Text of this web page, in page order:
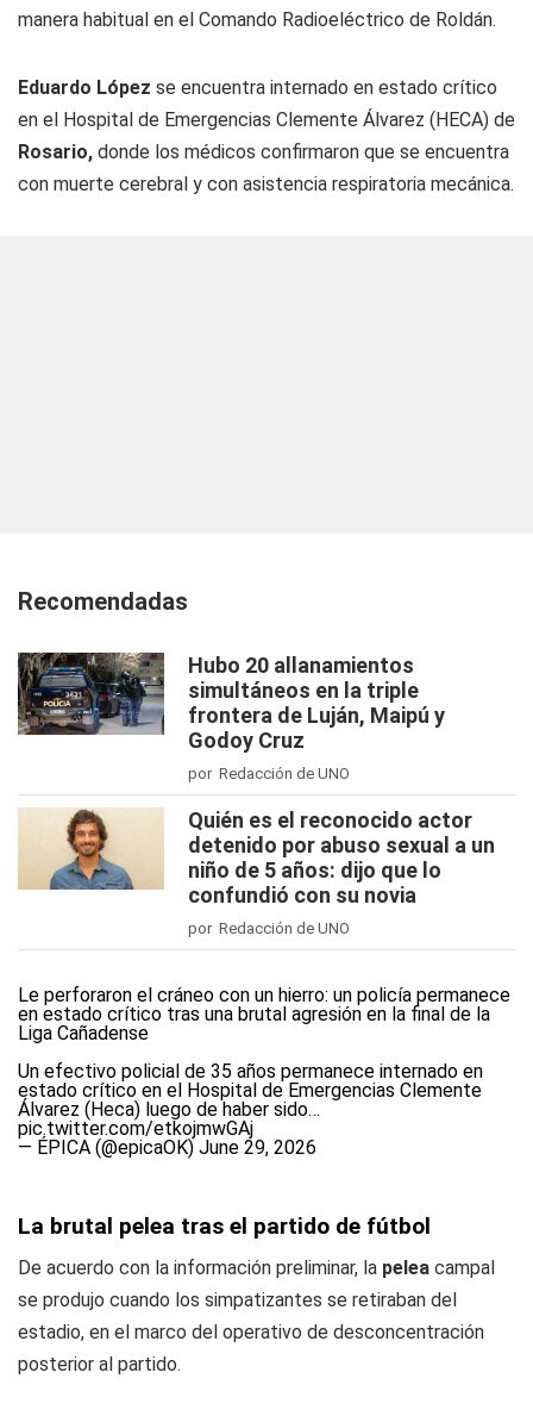
manera habitual en el Comando Radioeléctrico de Roldán.
Eduardo López se encuentra internado en estado crítico
en el Hospital de Emergencias Clemente Álvarez (HECA) de
Rosario, donde los médicos confirmaron que se encuentra
con muerte cerebral y con asistencia respiratoria mecánica.
Recomendadas
Hubo 20 allanamientos
simultáneos en la triple
frontera de Luján, Maipú y
Godoy Cruz
por Redacción de UNO
Quién es el reconocido actor
detenido por abuso sexual a un
niño de 5 años: dijo que lo
confundió con su novia
por Redacción de UNO
Le perforaron el cráneo con un hierro: un policía permanece
en estado crítico tras una brutal agresión en la final de la
Liga Cañadense
Un efectivo policial de 35 años permanece internado en
estado crítico en el Hospital de Emergencias Clemente
Álvarez (Heca) luego de haber sido…
pic.twitter.com/etkojmwGAj
— ÉPICA (@epicaOK) June 29, 2026
La brutal pelea tras el partido de fútbol
De acuerdo con la información preliminar, la pelea campal
se produjo cuando los simpatizantes se retiraban del
estadio, en el marco del operativo de desconcentración
posterior al partido.